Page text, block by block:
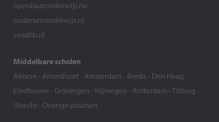
openbaaronderwijs.nu
oudersenonderwijs.nl
vosabb.nl
Middelbare scholen
Almere - Amersfoort- Amsterdam - Breda - Den Haag -
Eindhoven - Groningen - Nijmegen - Rotterdam -Tilburg -
Utrecht- Overige plaatsen